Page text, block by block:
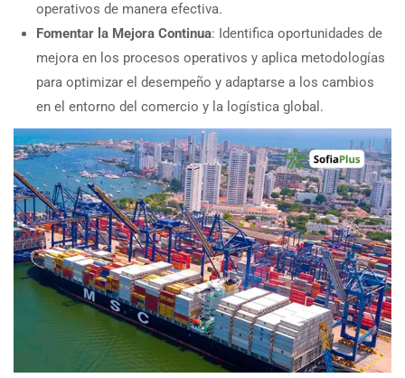
operativos de manera efectiva.
Fomentar la Mejora Continua: Identifica oportunidades de
mejora en los procesos operativos y aplica metodologías
para optimizar el desempeño y adaptarse a los cambios
en el entorno del comercio y la logística global.